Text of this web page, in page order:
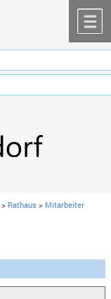
> Rathaus > Mitarbeiter